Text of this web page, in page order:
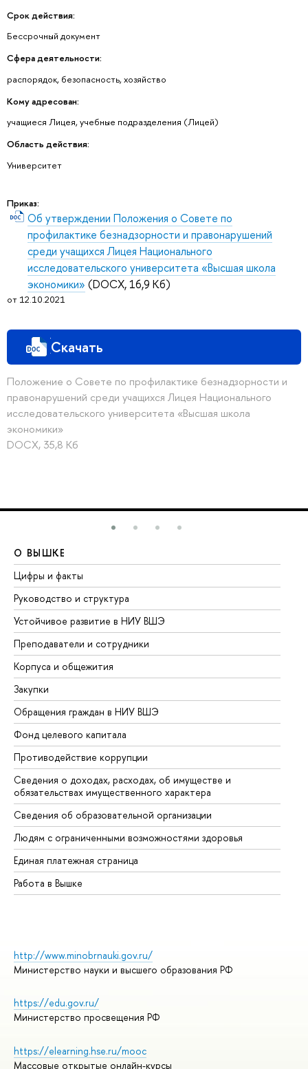
Срок действия:
Бессрочный документ
Сфера деятельности:
распорядок, безопасность, хозяйство
Кому адресован:
учащиеся Лицея, учебные подразделения (Лицей)
Область действия:
Университет
Приказ:
Об утверждении Положения о Совете по
профилактике безнадзорности и правонарушений
среди учащихся Лицея Национального
исследовательского университета «Высшая школа
экономики» (DOCX, 16,9 Кб)
от 12.10.2021
Скачать
Положение о Совете по профилактике безнадзорности и
правонарушений среди учащихся Лицея Национального
исследовательского университета «Высшая школа
экономики»
DOCX, 35,8 Кб
О ВЫШКЕ
Цифры и факты
Руководство и структура
Устойчивое развитие в НИУ ВШЭ
Преподаватели и сотрудники
Корпуса и общежития
Закупки
Обращения граждан в НИУ ВШЭ
Фонд целевого капитала
Противодействие коррупции
Сведения о доходах, расходах, об имуществе и
обязательствах имущественного характера
Сведения об образовательной организации
Людям с ограниченными возможностями здоровья
Единая платежная страница
Работа в Вышке
http://www.minobrnauki.gov.ru/
Министерство науки и высшего образования РФ
https://edu.gov.ru/
Министерство просвещения РФ
https://elearning.hse.ru/mooc
Массовые открытые онлайн-курсы